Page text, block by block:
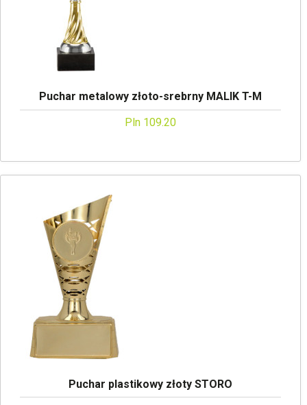
Puchar metalowy złoto-srebrny MALIK T-M
Pln 109.20
Puchar plastikowy złoty STORO